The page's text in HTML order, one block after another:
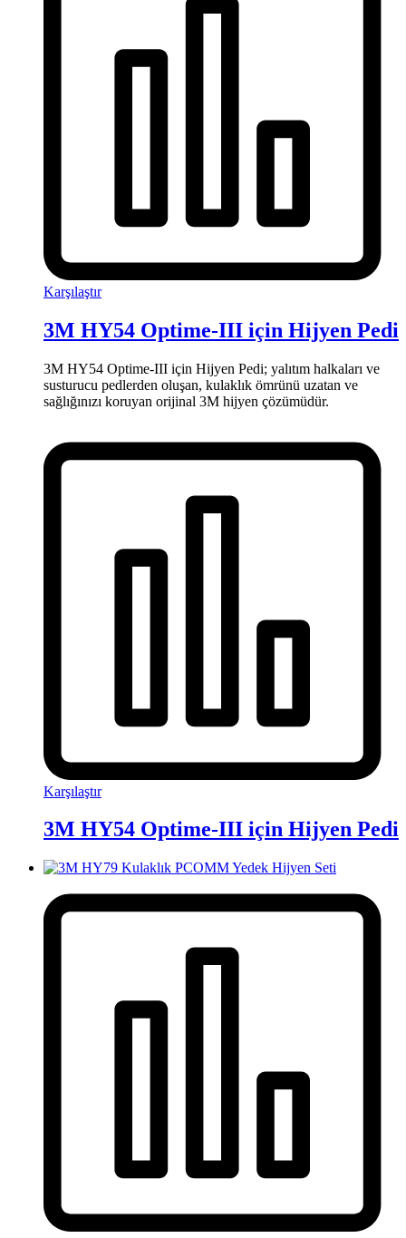
Karşılaştır
3M HY54 Optime-III için Hijyen Pedi
3M HY54 Optime-III için Hijyen Pedi; yalıtım halkaları ve
susturucu pedlerden oluşan, kulaklık ömrünü uzatan ve
sağlığınızı koruyan orijinal 3M hijyen çözümüdür.
Karşılaştır
3M HY54 Optime-III için Hijyen Pedi